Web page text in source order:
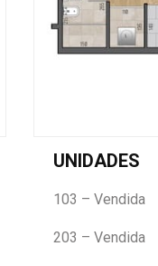
UNIDADES
103 – Vendida
203 – Vendida